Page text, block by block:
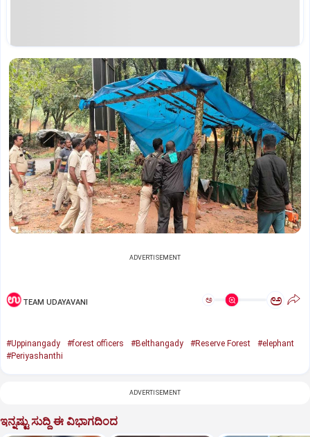
ADVERTISEMENT
TEAM UDAYAVANI ಅ ಅ
#Uppinangady #forest officers #Belthangady #Reserve Forest
#elephant
#Periyashanthi
ADVERTISEMENT
ಇನ್ನಷ್ಟು ಸುದ್ದಿ ಈ ವಿಭಾಗದಿಂದ